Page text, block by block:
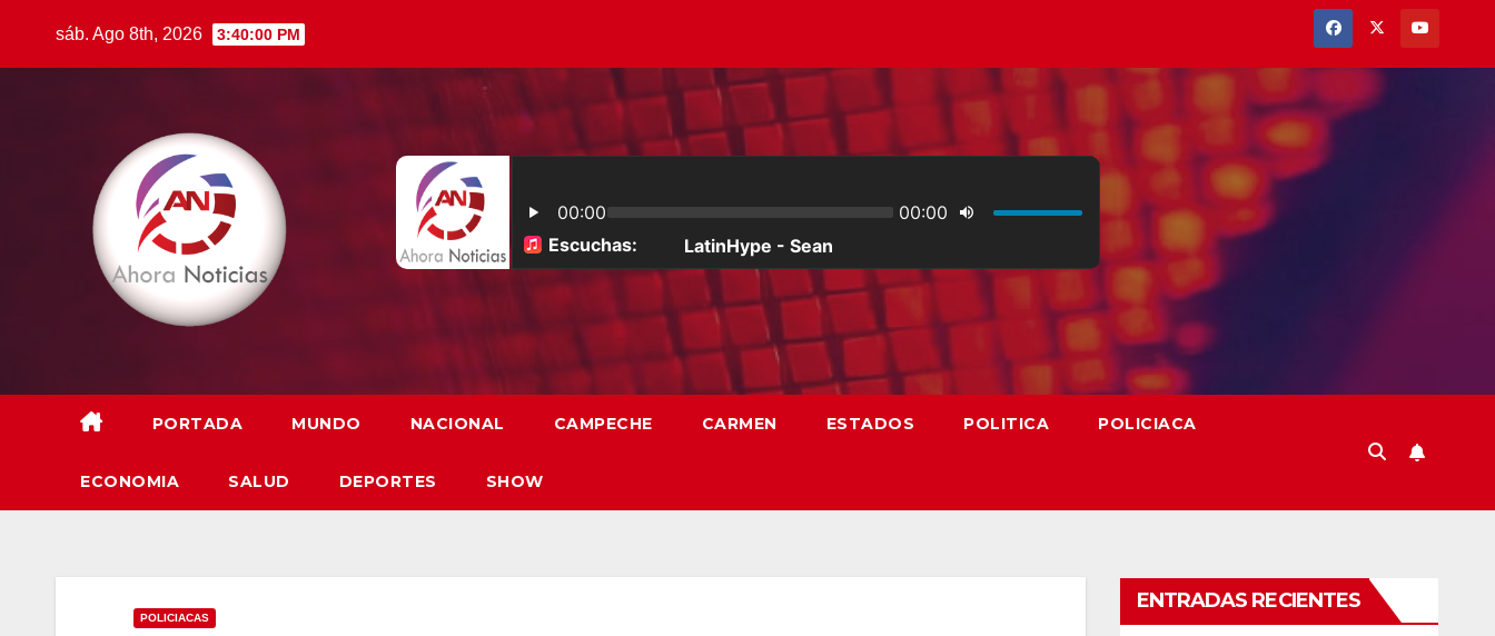
sáb. Ago 8th, 2026 3:40:02 PM
PORTADA MUNDO NACIONAL CAMPECHE CARMEN ESTADOS POLITICA POLICIACA
ECONOMIA SALUD DEPORTES SHOW
POLICIACAS
ENTRADAS RECIENTES